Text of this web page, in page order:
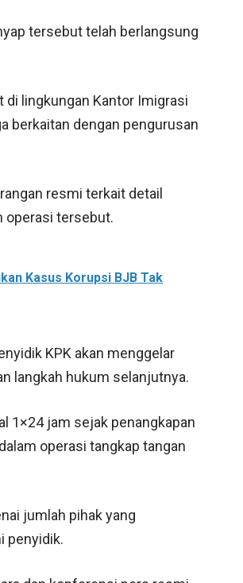
tersebut telah berlangsung
di lingkungan Kantor Imigrasi
berkaitan dengan pengurusan
resmi terkait detail
operasi tersebut.
Kasus Korupsi BJB Tak
KPK akan menggelar
langkah hukum selanjutnya.
1×24 jam sejak penangkapan
operasi tangkap tangan
jumlah pihak yang
penyidik.